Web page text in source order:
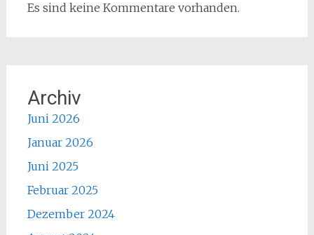
Es sind keine Kommentare vorhanden.
Archiv
Juni 2026
Januar 2026
Juni 2025
Februar 2025
Dezember 2024